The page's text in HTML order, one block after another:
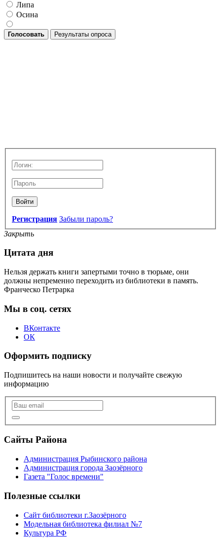
Липа
Осина
Голосовать Результаты опроса
Войти
Регистрация Забыли пароль?
Закрыть
Цитата дня
Нельзя держать книги запертыми точно в тюрьме, они
должны непременно переходить из библиотеки в память.
Франческо Петрарка
Мы в соц. сетях
ВКонтакте
ОК
Оформить подписку
Подпишитесь на наши новости и получайте свежую
информацию
Сайты Района
Администрация Рыбинского района
Администрация города Заозёрного
Газета "Голос времени"
Полезные ссылки
Сайт библиотеки г.Заозёрного
Модельная библиотека филиал №7
Культура РФ